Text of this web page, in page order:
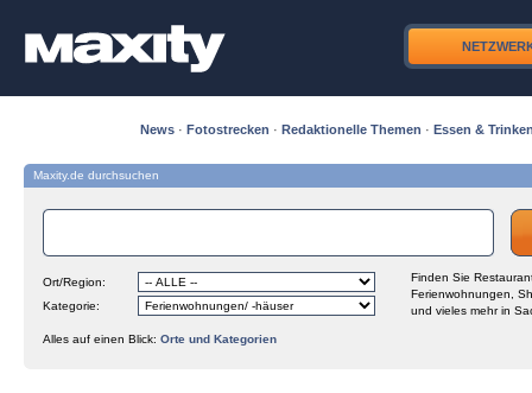
News · Fotostrecken · Redaktionelle Themen · Essen &
Maxity.de durchsuchen
Ort/Region:
Kategorie:
Finden Sie
Ferienwohnungen,
und vieles mehr in
Alles auf einen Blick: Orte und Kategorien